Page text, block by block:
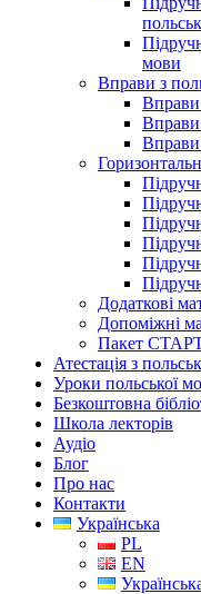
мови
Вправи з
Вправи
Вправи
Вправи
Додаткові
Допоміжні
Пакет
Атестація з
Уроки польської
Безкоштовна
Школа лекторів
Аудіо
Блог
Про нас
Контакти
Українська
PL
EN